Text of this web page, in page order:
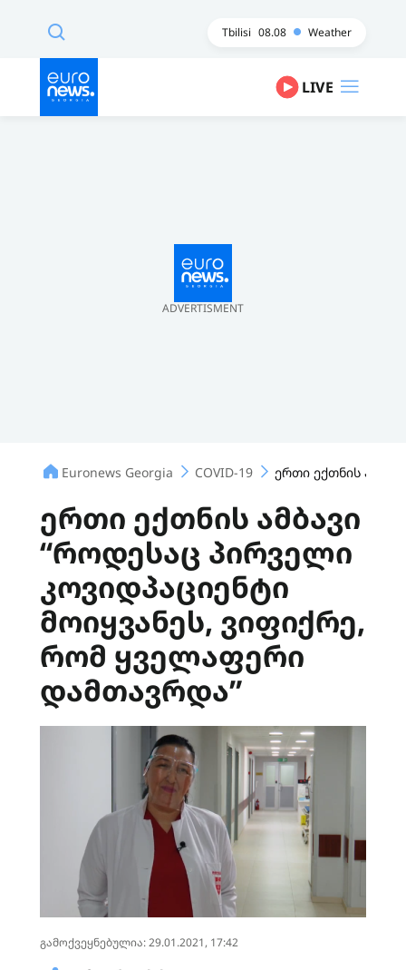
Tbilisi 08.08 Weather
LIVE
ADVERTISMENT
Euronews Georgia COVID-19 ერთი ექთნის
ერთი ექთნის ამბავი
“როდესაც პირველი
კოვიდპაციენტი
მოიყვანეს, ვიფიქრე,
რომ ყველაფერი
დამთავრდა”
გამოქვეყნებულია: 29.01.2021, 17:42